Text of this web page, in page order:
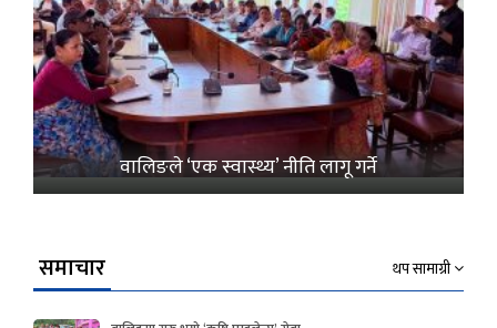
वालिङले ‘एक स्वास्थ्य’ नीति लागू गर्ने
समाचार थप सामाग्री